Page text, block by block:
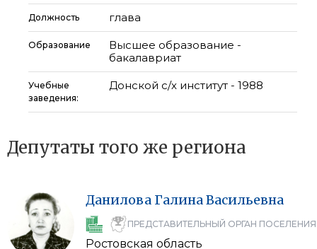
Должность глава
Образование
Высшее образование -
бакалавриат
Учебные
заведения:
Донской с/х институт - 1988
Депутаты того же региона
Данилова ГалинаВасильевна
ПРЕДСТАВИТЕЛЬНЫЙ ОРГАН ПОСЕЛЕНИЯ
Ростовская область